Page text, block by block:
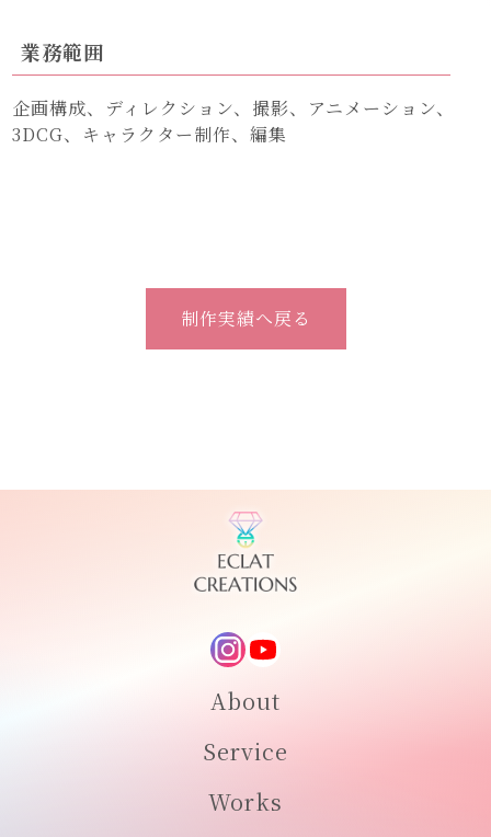
業務範囲
企画構成、ディレクション、撮影、アニメーション、
3DCG、キャラクター制作、編集
制作実績へ戻る
About
Service
Works